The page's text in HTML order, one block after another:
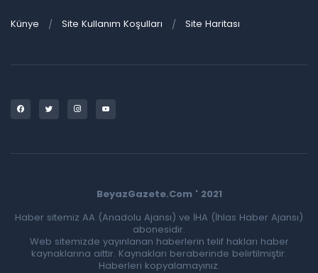
Künye Site Kullanım Koşulları Site Haritası
BeyazGazete.Com ' 2021
Haber sitemiz AA (Anadolu Ajansı) ve İHA (İhlas Haber Ajansı)
abonesidir.
Web sitemizde yayınlanan haberlerin telif hakları haber
kaynaklarına aittir. Kaynakları beraberinde belirtilmiştir.
Haberleri kopyalamayınız.